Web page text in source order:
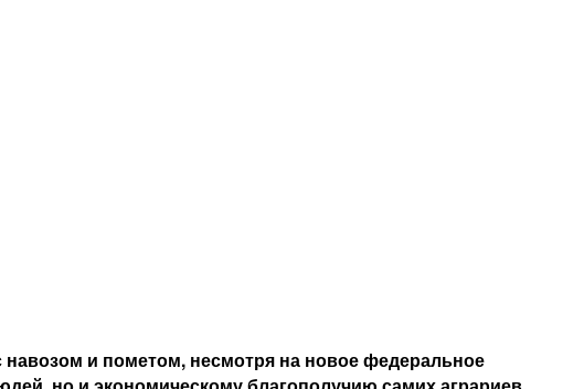
и пометом, несмотря на новое федеральное